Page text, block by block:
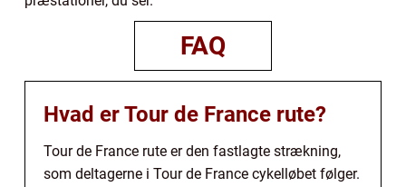
FAQ
Hvad er Tour de France rute?
Tour de France rute er den fastlagte strækning,
som deltagerne i Tour de France cykelløbet følger.